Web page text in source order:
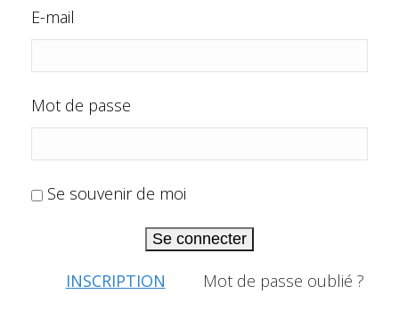
E-mail
Mot de passe
Se souvenir de moi
Se connecter
INSCRIPTION Mot de passe oublié ?